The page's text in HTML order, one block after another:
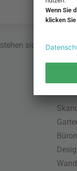
sich